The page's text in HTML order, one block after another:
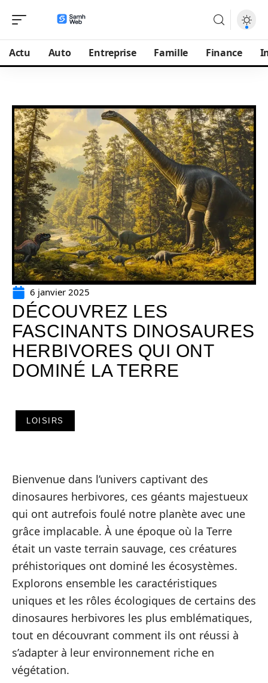
Actu Auto Entreprise Famille Finance
6 janvier 2025
DÉCOUVREZ LES
FASCINANTS DINOSAURES
HERBIVORES QUI ONT
DOMINÉ LA TERRE
LOISIRS
Bienvenue dans l’univers captivant des
dinosaures herbivores, ces géants majestueux
qui ont autrefois foulé notre planète avec une
grâce implacable. À une époque où la Terre
était un vaste terrain sauvage, ces créatures
préhistoriques ont dominé les écosystèmes.
Explorons ensemble les caractéristiques
uniques et les rôles écologiques de certains des
dinosaures herbivores les plus emblématiques,
tout en découvrant comment ils ont réussi à
s’adapter à leur environnement riche en
végétation.